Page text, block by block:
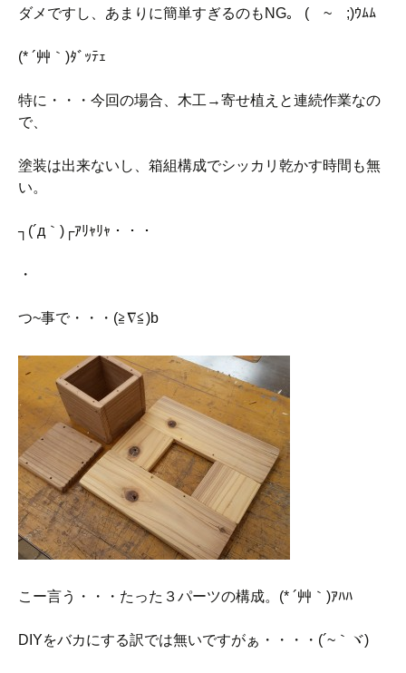
ダメですし、あまりに簡単すぎるのもNG。 (￣~￣;)ｳﾑﾑ
(* ´艸｀)ﾀﾞｯﾃｪ
特に・・・今回の場合、木工→寄せ植えと連続作業なの
で、
塗装は出来ないし、箱組構成でシッカリ乾かす時間も無
い。
┐(´д｀)┌ｱﾘｬﾘｬ・・・
・
つ~事で・・・(≧∇≦)b
こー言う・・・たった３パーツの構成。(* ´艸｀)ｱﾊﾊ
DIYをバカにする訳では無いですがぁ・・・・(´~｀ヾ)